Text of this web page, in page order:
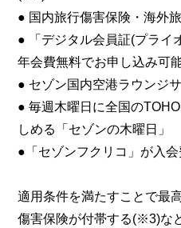
● 国内旅行傷害保険・海外
● 「デジタル会員証(プライ
年会費無料でお申し込み
● セゾン国内空港ラウンジ
● 毎週木曜日に全国の
しめる「セゾンの木曜日」
●「セゾンフクリコ」が入
適用条件を満たすことで最
傷害保険が付帯する(※3)な